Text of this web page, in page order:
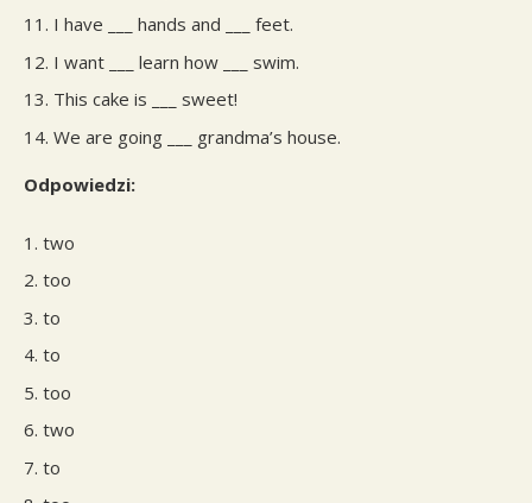
I have ___ hands and ___ feet.
I want ___ learn how ___ swim.
This cake is ___ sweet!
We are going ___ grandma’s house.
Odpowiedzi:
two
too
to
to
too
two
to